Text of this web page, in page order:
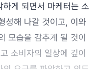
게 되면서 마케터는 소
성해 나갈 것이고, 이와
모습을 감추게 될 것이
소비자의 일상에 깊이